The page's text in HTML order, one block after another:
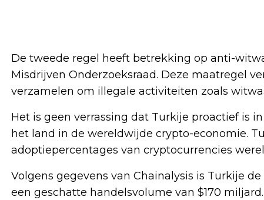
De tweede regel heeft betrekking op anti-
Misdrijven Onderzoeksraad. Deze maatregel
verzamelen om illegale activiteiten zoals
Het is geen verrassing dat Turkije proactief is
het land in de wereldwijde crypto-economie.
adoptiepercentages van cryptocurrencies
Volgens gegevens van Chainalysis is Turkije
een geschatte handelsvolume van $170